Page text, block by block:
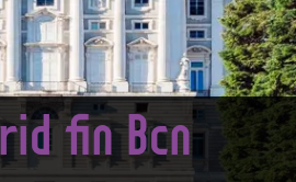
fin Bcn